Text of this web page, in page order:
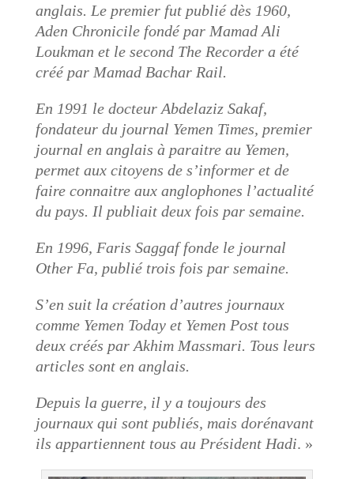
anglais. Le premier fut publié dès 1960,
Aden Chronicile fondé par Mamad Ali
Loukman et le second The Recorder a été
créé par Mamad Bachar Rail.
En 1991 le docteur Abdelaziz Sakaf,
fondateur du journal Yemen Times, premier
journal en anglais à paraitre au Yemen,
permet aux citoyens de s’informer et de
faire connaitre aux anglophones l’actualité
du pays. Il publiait deux fois par semaine.
En 1996, Faris Saggaf fonde le journal
Other Fa, publié trois fois par semaine.
S’en suit la création d’autres journaux
comme Yemen Today et Yemen Post tous
deux créés par Akhim Massmari. Tous leurs
articles sont en anglais.
Depuis la guerre, il y a toujours des
journaux qui sont publiés, mais dorénavant
ils appartiennent tous au Président Hadi. »